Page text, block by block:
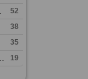
52
38
35
19